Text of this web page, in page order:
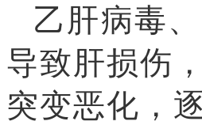
乙肝病毒
导致肝损伤
突变恶化，